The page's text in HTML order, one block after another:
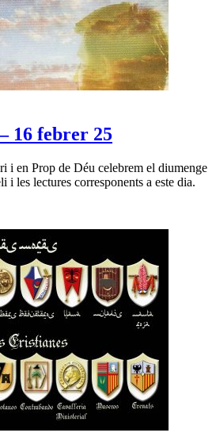
16 febrer 25
i en Prop de Déu celebrem el diumenge
i les lectures corresponents a este dia.